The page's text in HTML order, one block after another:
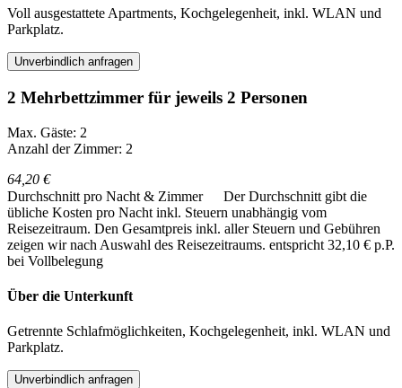
Voll ausgestattete Apartments, Kochgelegenheit, inkl. WLAN und
Parkplatz.
Unverbindlich anfragen
2 Mehrbettzimmer für jeweils 2 Personen
Max. Gäste: 2
Anzahl der Zimmer: 2
64,20 €
Durchschnitt pro Nacht & Zimmer
Der Durchschnitt gibt die
übliche Kosten pro Nacht inkl. Steuern unabhängig vom
Reisezeitraum. Den Gesamtpreis inkl. aller Steuern und Gebühren
zeigen wir nach Auswahl des Reisezeitraums. entspricht 32,10 € p.P.
bei Vollbelegung
Über die Unterkunft
Getrennte Schlafmöglichkeiten, Kochgelegenheit, inkl. WLAN und
Parkplatz.
Unverbindlich anfragen